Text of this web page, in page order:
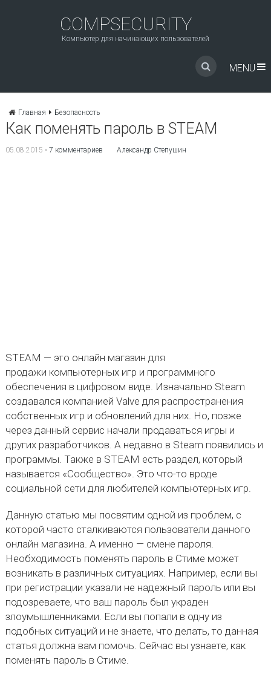
COMPSECURITY
Компьютер для начинающих пользователей
MENU
Главная Безопасность
Как поменять пароль в STEAM
05.08.2015 • 7 комментариев Александр Степушин
STEAM — это онлайн магазин для
продажи компьютерных игр и программного
обеспечения в цифровом виде. Изначально Steam
создавался компанией Valve для распространения
собственных игр и обновлений для них. Но, позже
через данный сервис начали продаваться игры и
других разработчиков. А недавно в Steam появились и
программы. Также в STEAM есть раздел, который
называется «Сообщество». Это что-то вроде
социальной сети для любителей компьютерных игр.
Данную статью мы посвятим одной из проблем, с
которой часто сталкиваются пользователи данного
онлайн магазина. А именно — смене пароля.
Необходимость поменять пароль в Стиме может
возникать в различных ситуациях. Например, если вы
при регистрации указали не надежный пароль или вы
подозреваете, что ваш пароль был украден
злоумышленниками. Если вы попали в одну из
подобных ситуаций и не знаете, что делать, то данная
статья должна вам помочь. Сейчас вы узнаете, как
поменять пароль в Стиме.